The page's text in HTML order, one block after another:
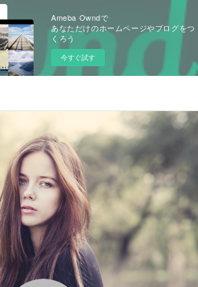
Ameba Owndで
あなただけのホームページやブログをつ
くろう
今すぐ試す